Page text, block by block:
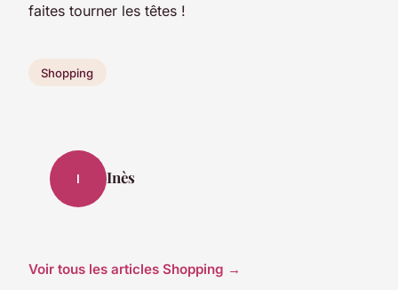
faites tourner les têtes !
Shopping
I Inès
Voir tous les articles Shopping →